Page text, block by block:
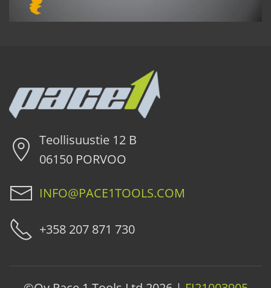
Teollisuustie 12 B
06150 PORVOO
INFO@PACE1TOOLS.COM
+358 207 871 730